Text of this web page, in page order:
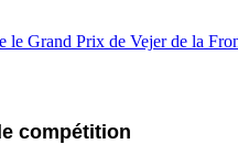
le Grand Prix de Vejer de la
compétition